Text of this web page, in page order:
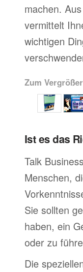
machen.
vermittelt
wichtigen
Zum
Ist es das
Talk
Menschen,
Sie sollten
haben, ein
oder zu
Die